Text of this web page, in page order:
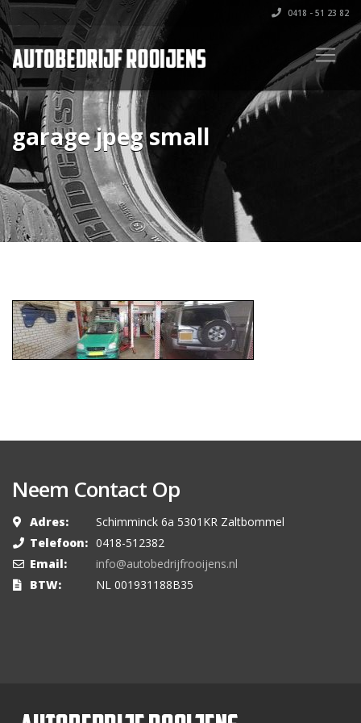
0418 - 51 23 82
garage jpeg small
Neem Contact Op
Adres:
Schimminck 6a 5301KR Zaltbommel
Telefoon: 0418-512382
Email:
info@autobedrijfrooijens.nl
BTW:
NL 001931188B35